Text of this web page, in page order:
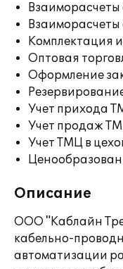
Взаиморасчеты
Комплектация
Оптовая
Оформление
Учет прихода
Учет продаж
Учет ТМЦ в
Описание
ООО "Каблайн
кабельно-
автоматизации